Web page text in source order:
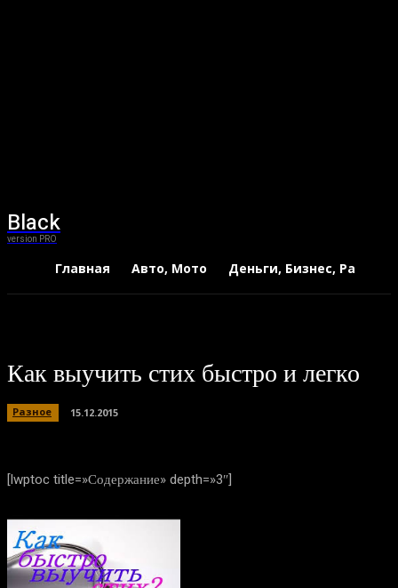
Black
version PRO
Главная Авто, Мото Деньги, Бизнес, Работа
Как выучить стих быстро и легко
Разное 15.12.2015
[lwptoc title=»Содержание» depth=»3″]